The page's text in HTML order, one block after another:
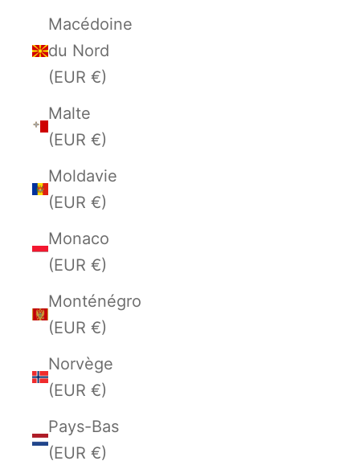
Macédoine
du Nord
(EUR €)
Malte
(EUR €)
Moldavie
(EUR €)
Monaco
(EUR €)
Monténégro
(EUR €)
Norvège
(EUR €)
Pays-Bas
(EUR €)